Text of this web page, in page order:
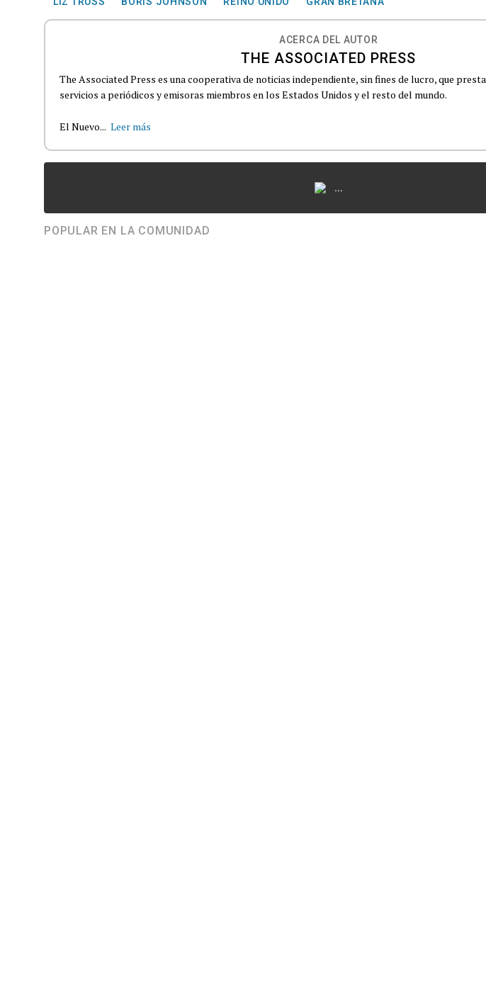
ACERCA DEL AUTOR
THE ASSOCIATED PRESS
The Associated Press es una cooperativa de noticias independiente, sin fines de lucro, que presta
servicios a periódicos y emisoras miembros en los Estados Unidos y el resto del mundo.
El Nuevo... Leer más
...
POPULAR EN LA COMUNIDAD